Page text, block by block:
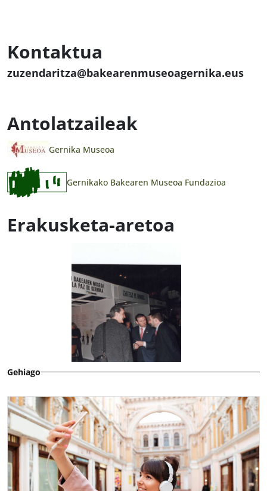
Kontaktua
zuzendaritza@bakearenmuseoagernika.eus
Antolatzaileak
Gernika Museoa
Gernikako Bakearen Museoa Fundazioa
Erakusketa-aretoa
Gehiago